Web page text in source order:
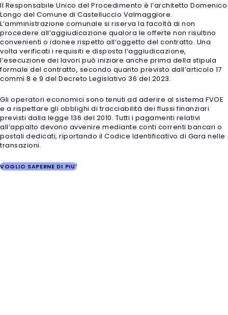
Il Responsabile Unico del Procedimento è l’architetto Domenico
Longo del Comune di Castelluccio Valmaggiore.
L’amministrazione comunale si riserva la facoltà di non
procedere all’aggiudicazione qualora le offerte non risultino
convenienti o idonee rispetto all’oggetto del contratto. Una
volta verificati i requisiti e disposta l’aggiudicazione,
l’esecuzione dei lavori può iniziare anche prima della stipula
formale del contratto, secondo quanto previsto dall’articolo 17
commi 8 e 9 del Decreto Legislativo 36 del 2023.
Gli operatori economici sono tenuti ad aderire al sistema FVOE
e a rispettare gli obblighi di tracciabilità dei flussi finanziari
previsti dalla legge 136 del 2010. Tutti i pagamenti relativi
all’appalto devono avvenire mediante conti correnti bancari o
postali dedicati, riportando il Codice Identificativo di Gara nelle
transazioni.
VOGLIO SAPERNE DI PIU'